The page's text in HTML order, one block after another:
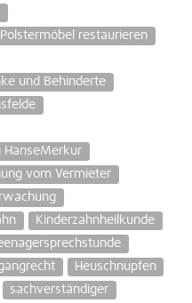
Polstermöbel restaurieren
und Behinderte
HanseMerkur
vom Vermieter
Kinderzahnheilkunde
Heuschnupfen
sachverständiger